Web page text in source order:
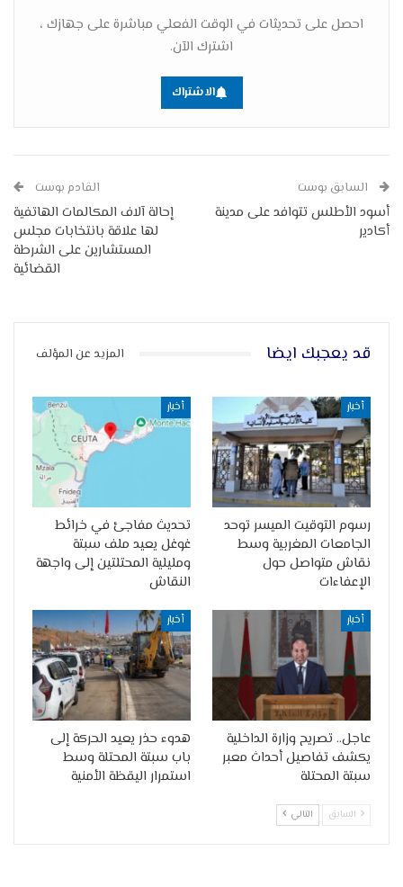
احصل على تحديثات في الوقت الفعلي مباشرة على جهازك ،
اشترك الآن.
الاشتراك
السابق بوست
أسود الأطلس تتوافد على مدينة
أكادير
القادم بوست
إحالة آلاف المكالمات الهاتفية
لها علاقة بانتخابات مجلس
المستشارين على الشرطة
القضائية
قد يعجبك ايضا المزيد عن المؤلف
أخبار
رسوم التوقيت الميسر توحد
الجامعات المغربية وسط
نقاش متواصل حول
الإعفاءات
أخبار
تحديث مفاجئ في خرائط
غوغل يعيد ملف سبتة
ومليلية المحتلتين إلى واجهة
النقاش
أخبار
عاجل.. تصريح وزارة الداخلية
يكشف تفاصيل أحداث معبر
سبتة المحتلة
أخبار
هدوء حذر يعيد الحركة إلى
باب سبتة المحتلة وسط
استمرار اليقظة الأمنية
السابق التالي